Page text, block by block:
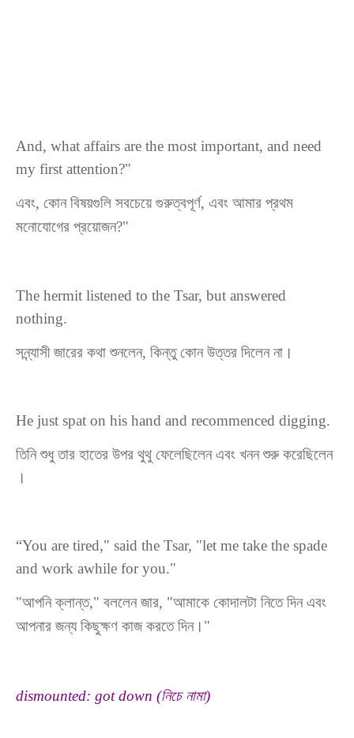
And, what affairs are the most important, and need
my first attention?"
এবং, কোন বিষয়গুলি সবচেয়ে গুরুত্বপূর্ণ, এবং আমার প্রথম
মনোযোগের প্রয়োজন?"
The hermit listened to the Tsar, but answered
nothing.
সন্ন্যাসী জারের কথা শুনলেন, কিন্তু কোন উত্তর দিলেন না ।
He just spat on his hand and recommenced digging.
তিনি শুধু তার হাতের উপর থুথু ফেলেছিলেন এবং খনন শুরু করেছিলেন
।
“You are tired," said the Tsar, "let me take the spade
and work awhile for you."
"আপনি ক্লান্ত," বললেন জার, "আমাকে কোদালটা নিতে দিন এবং
আপনার জন্য কিছুক্ষণ কাজ করতে দিন।"
dismounted: got down (নিচে নামা)